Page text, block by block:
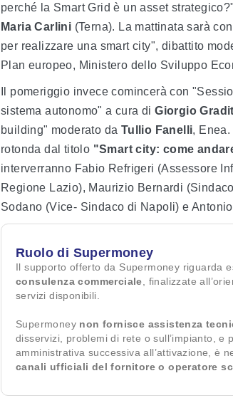
perché la Smart Grid è un asset
Maria Carlini (Terna). La mattinata sarà
per realizzare una smart city", dibattito
Plan europeo, Ministero dello Sviluppo
Il pomeriggio invece comincerà con
sistema autonomo" a cura diGiorgio
building" moderato da Tullio Fanelli,
rotonda dal titolo "Smart city: come
interverranno Fabio Refrigeri (Assessore
Regione Lazio), Maurizio Bernardi
Sodano (Vice- Sindaco di Napoli) e
Ruolo di Supermoney
Il supporto offerto da Supermoney riguarda
consulenza commerciale , finalizzate
servizi disponibili.
Supermoney non fornisce assistenza
disservizi, problemi di rete o sull’impianto, e
amministrativa successiva all’attivazione, è
canali ufficiali del fornitore o operatore